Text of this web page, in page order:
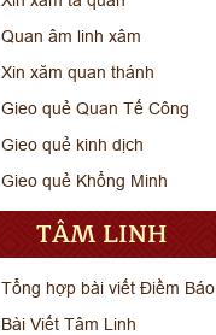
Quan âm linh xâm
Xin xăm quan thánh
Gieo quẻ Quan Tế Công
Gieo quẻ kinh dịch
Gieo quẻ Khổng Minh
TÂM LINH
Tổng hợp bài viết Điềm Báo
Bài Viết Tâm Linh